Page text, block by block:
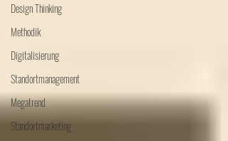
Design Thinking
Methodik
Digitalisierung
Standortmanagement
Megatrend
Standortmarketing